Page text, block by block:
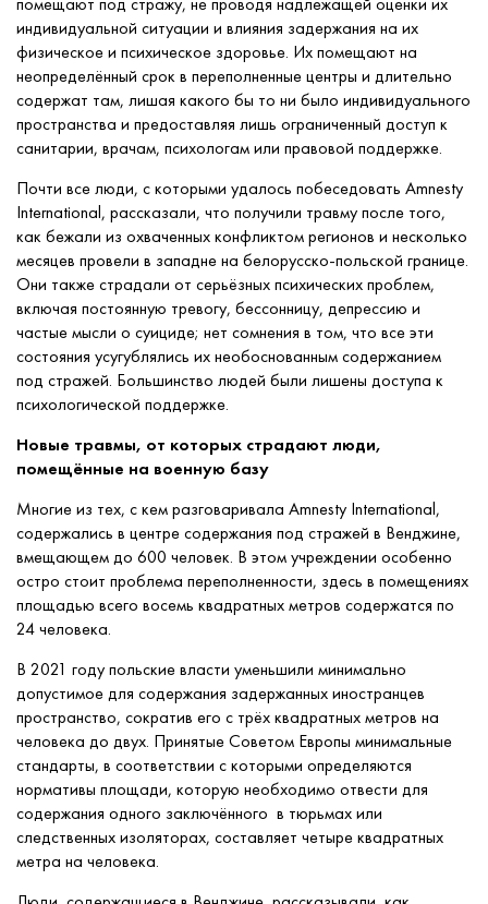
индивидуальной ситуации и влияния задержания на их
физическое и психическое здоровье. Их помещают на
неопределённый срок в переполненные центры и длительно
содержат там, лишая какого бы то ни было индивидуального
пространства и предоставляя лишь ограниченный доступ к
санитарии, врачам, психологам или правовой поддержке.
Почти все люди, с которыми удалось побеседовать Amnesty
International, рассказали, что получили травму после того,
как бежали из охваченных конфликтом регионов и несколько
месяцев провели в западне на белорусско-польской границе.
Они также страдали от серьёзных психических проблем,
включая постоянную тревогу, бессонницу, депрессию и
частые мысли о суициде; нет сомнения в том, что все эти
состояния усугублялись их необоснованным содержанием
под стражей. Большинство людей были лишены доступа к
психологической поддержке.
Новые травмы, от которых страдают люди,
помещённые на военную базу
Многие из тех, с кем разговаривала Amnesty International,
содержались в центре содержания под стражей в Венджине,
вмещающем до 600 человек. В этом учреждении особенно
остро стоит проблема переполненности, здесь в помещениях
площадью всего восемь квадратных метров содержатся по
24 человека.
В 2021 году польские власти уменьшили минимально
допустимое для содержания задержанных иностранцев
пространство, сократив его с трёх квадратных метров на
человека до двух. Принятые Советом Европы минимальные
стандарты, в соответствии с которыми определяются
нормативы площади, которую необходимо отвести для
содержания одного заключённого в тюрьмах или
следственных изоляторах, составляет четыре квадратных
метра на человека.